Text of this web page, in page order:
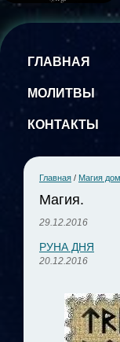
ГЛАВНАЯ
МОЛИТВЫ
КОНТАКТЫ
Главная / Магия
Магия.
29.12.2016
РУНА ДНЯ
20.12.2016